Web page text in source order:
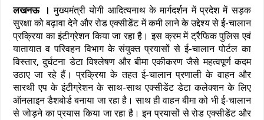
लखनऊ । मुख्यमंत्री योगी आदित्यनाथ के मार्गदर्शन में प्रदेश में सड़क
सुरक्षा को बढ़ावा देने और रोड एक्सीडेंट में कमी लाने के उद्देश्य से ई-चालान
प्रक्रिया का इंटीग्रेशन किया जा रहा है। इस क्रम में ट्रैफिक पुलिस एवं
यातायात व परिवहन विभाग के संयुक्त प्रयासों से ई-चालान पोर्टल का
विस्तार, दुर्घटना डेटा विश्लेषण और बीमा एकीकरण जैसे महत्वपूर्ण कदम
उठाए जा रहे हैं। प्रक्रिया के तहत ई-चालान प्रणाली के वाहन और
सारथी एप के इंटीग्रेशन के साथ-साथ एक्सीडेंट डेटा कलेक्शन के लिए
ऑनलाइन डैशबोर्ड बनाया जा रहा है। साथ ही वाहन बीमा को भी ई-चालान
से जोड़ने का प्रयास किया जा रहा है। इन प्रयासों से रोड एक्सीडेंट और